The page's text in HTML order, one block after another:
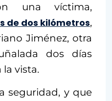
una víctima,
de dos kilómetros,
Jiménez, otra
dos días
la vista.
seguridad, y que